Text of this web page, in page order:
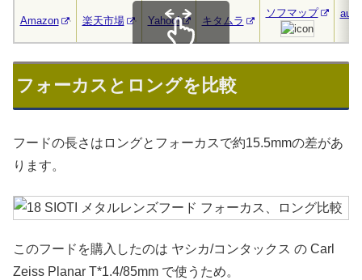
Amazon 楽天市場 Yahoo! キタムラ
ソフマップ au
スクロールできます
フォーカスとロングを比較
フードの長さはロングとフォーカスで約15.5mmの差があ
ります。
このフードを購入したのは ヤシカ/コンタックス の Carl
Zeiss Planar T*1.4/85mm で使うため。